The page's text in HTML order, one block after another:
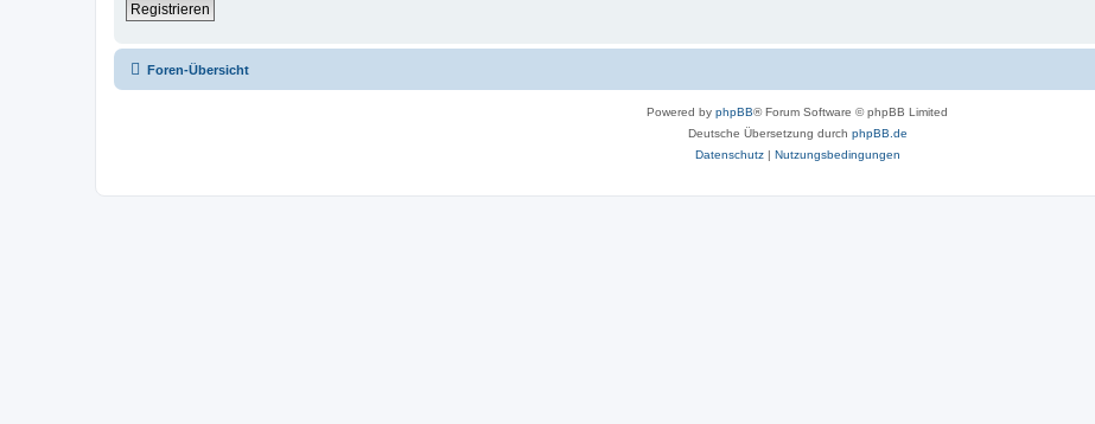
Registrieren
Foren-Übersicht
Powered by phpBB® Forum Software © phpBB Limited
Deutsche Übersetzung durch phpBB.de
Datenschutz| Nutzungsbedingungen